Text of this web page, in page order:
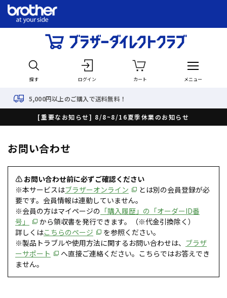
探す ログイン カート メニュー
円以上のご購入で送料無料！
[重要なお知らせ] 8/8~8/16夏季休業のお知らせ
お問い合わせ
⚠ お問い合わせ前に必ずご確認ください
※本サービスはブラザーオンライン
とは別の会員登録が必
要です。会員情報は連動していません。
※会員の方はマイページの 「購入履歴」の「オーダーID番
号」
から領収書を発行できます。（※代金引換除く）
詳しくはこちらのページ
を参照ください。
※製品トラブルや使用方法に関するお問い合わせは、 ブラザ
ーサポート
へ直接ご連絡ください。こちらではお答えでき
ません。